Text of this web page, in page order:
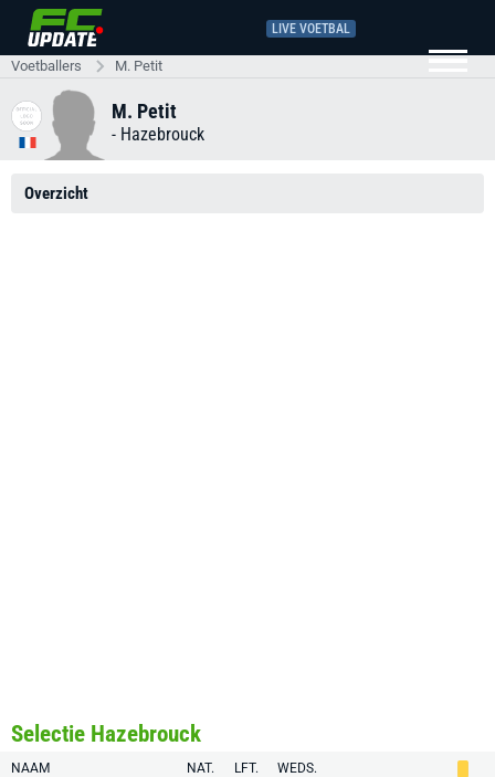
LIVE VOETBAL
Voetballers M. Petit
M. Petit
- Hazebrouck
Overzicht
Selectie Hazebrouck
NAAM NAT. LFT. WEDS.